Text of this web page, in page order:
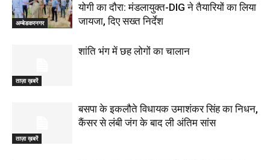
अम्बेडकरनगर
योगी का दौरा: मंडलायुक्त-DIG ने तैयारियों का लिया
जायजा, दिए सख्त निर्देश
ताज़ा ख़बरें
शांति भंग में छह लोगों का चालान
ताज़ा ख़बरें
बसपा के इकलौते विधायक उमाशंकर सिंह का निधन,
कैंसर से लंबी जंग के बाद ली अंतिम सांस